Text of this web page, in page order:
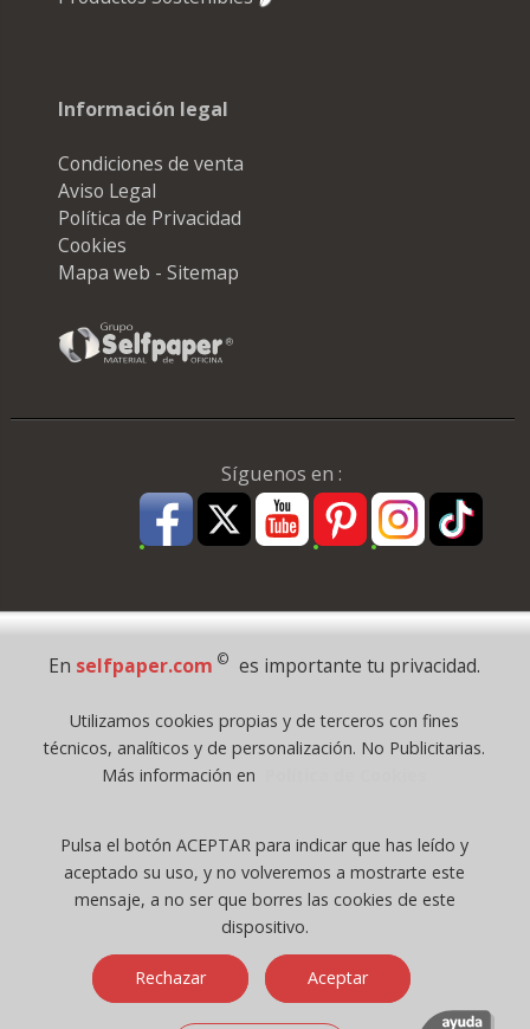
Información legal
Condiciones de venta
Aviso Legal
Política de Privacidad
Cookies
Mapa web - Sitemap
Síguenos en :
Pago Seguro
Todos los derechos reservados
©selfpaper.com, y las webs de ©gruposelfpaper.org están gestionadas, y
Registro Mercantil de Valencia ( España ) CEE:
Tomo 7263, Libro 4565, Folio 1, Sección 8, Hoja V-85203.
Móvil / Tablet - Bot mozilla/5.0 (linux; android 14; pixel 8)
applewebkit/537.36 (khtml, like gecko) chrome/131.0.0.0 mobile
En selfpaper.com © es importante tu privacidad.
Utilizamos cookies propias y de terceros con fines
técnicos, analíticos y de personalización. No Publicitarias.
Más información en
Pulsa el botón ACEPTAR para indicar que has leído y
aceptado su uso, y no volveremos a mostrarte este
mensaje, a no ser que borres las cookies de este
dispositivo.
Rechazar Aceptar